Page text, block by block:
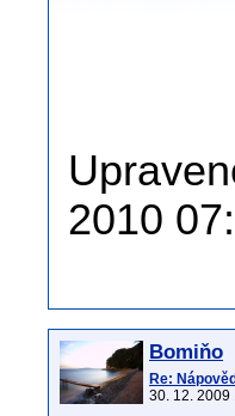
2010
Bomiňo
Re:
30. 12. 2009